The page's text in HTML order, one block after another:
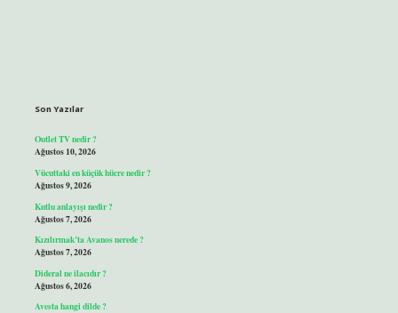
Son Yazılar
Outlet TV nedir ?
Ağustos 10, 2026
Vücuttaki en küçük hücre nedir ?
Ağustos 9, 2026
Kutlu anlayışı nedir ?
Ağustos 7, 2026
Kızılırmak’ta Avanos nerede ?
Ağustos 7, 2026
Dideral ne ilacıdır ?
Ağustos 6, 2026
Avesta hangi dilde ?